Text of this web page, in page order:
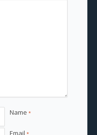
Name *
Email